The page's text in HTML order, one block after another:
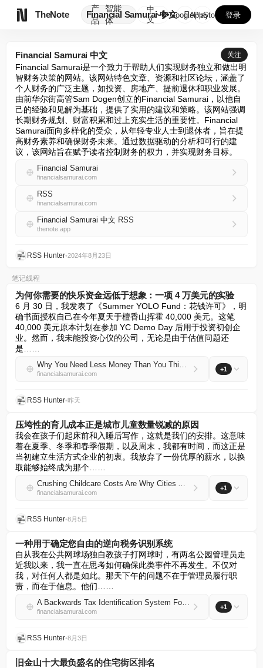
TheNote
产
品
智能
体
Financial Samurai 中文
中
文
GooglePlay
AppStore 登录
Financial Samurai 中文 关注
Financial Samurai是一个致力于帮助人们实现财务独立和做出明
智财务决策的网站。该网站特色文章、资源和社区论坛，涵盖了
个人财务的广泛主题，如投资、房地产、提前退休和职业发展。
由前华尔街高管Sam Dogen创立的Financial Samurai，以他自
己的经验和见解为基础，提供了实用的建议和策略。该网站强调
长期财务规划、财富积累和过上充实生活的重要性。Financial
Samurai面向多样化的受众，从年轻专业人士到退休者，旨在提
高财务素养和确保财务未来。通过数据驱动的分析和可行的建
议，该网站旨在赋予读者控制财务的权力，并实现财务目标。
Financial Samurai
financialsamurai.com
RSS
financialsamurai.com
Financial Samurai 中文 RSS
thenote.app
RSS Hunter•2024年8月23日
笔记线程
为何你需要的快乐资金远低于想象：一项 4 万美元的实验
6 月 30 日，我发表了《Summer YOLO Fund：花钱许可》，明
确书面授权自己在今年夏天于檀香山挥霍 40,000 美元。这笔
40,000 美元原本计划在参加 YC Demo Day 后用于投资初创企
业。然而，我未能投资心仪的公司，无论是由于估值问题还
是……
Why You Need Less Money Than You Think To Be Happy: A $40,000 Experiment
financialsamurai.com
+1
RSS Hunter•昨天
压垮性的育儿成本正是城市儿童数量锐减的原因
我会在孩子们起床前和入睡后写作，这就是我们的安排。这意味
着在夏季、冬季和春季假期，以及周末，我都有时间，而这正是
当初建立生活方式企业的初衷。我放弃了一份优厚的薪水，以换
取能够始终成为那个……
Crushing Childcare Costs Are Why Cities Are Running Out Of Kids
financialsamurai.com
+1
RSS Hunter•8月5日
一种用于确定您自由的逆向税务识别系统
自从我在公共网球场独自教孩子打网球时，有两名公园管理员走
近我以来，我一直在思考如何确保此类事件不再发生。不仅对
我，对任何人都是如此。那天下午的问题不在于管理员履行职
责，而在于信息。他们……
A Backwards Tax Identification System For Determining Your Freedom
financialsamurai.com
+1
RSS Hunter•8月3日
旧金山十大最负盛名的住宅街区排名